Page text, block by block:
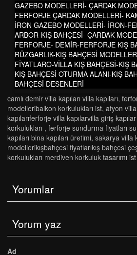
GAZEBO MODELLERİ- ÇARDAK
FERFORJE ÇARDAK MODELLERİ-
İRON GAZEBO MODELLERİ- İRON-
ARBOR-KIŞ BAHÇESİ- ÇARDAK
FERFORJE- DEMİR-FERFORJE KIŞ
RÜZGARLIK-KIŞ BAHÇESİ
FİYATLARO-VİLLA KIŞ BAHÇESİ-KIŞ
KIŞ BAHÇESİ OTURMA ALANI-KIŞ
BAHÇESİ DESENLERİ
camli demi̇r vi̇lla kapilari vi̇lla kapilari,
modelleri̇balkon korkuluklari ist, afyon
kapilariferforje vi̇lla kapilarvi̇lla gi̇ri̇ş
korkulukları , ferforje sundurma fi̇yatlari
kapilari bi̇na kapilari üreti̇mi̇, sakarya vi̇lla
modelleri̇kişbahçesi̇ fi̇yatlarikiş bahçesi̇
korkuluklari merdi̇ven korkuluk tasarimi ist
Yorumlar
Yorum yaz
Ad